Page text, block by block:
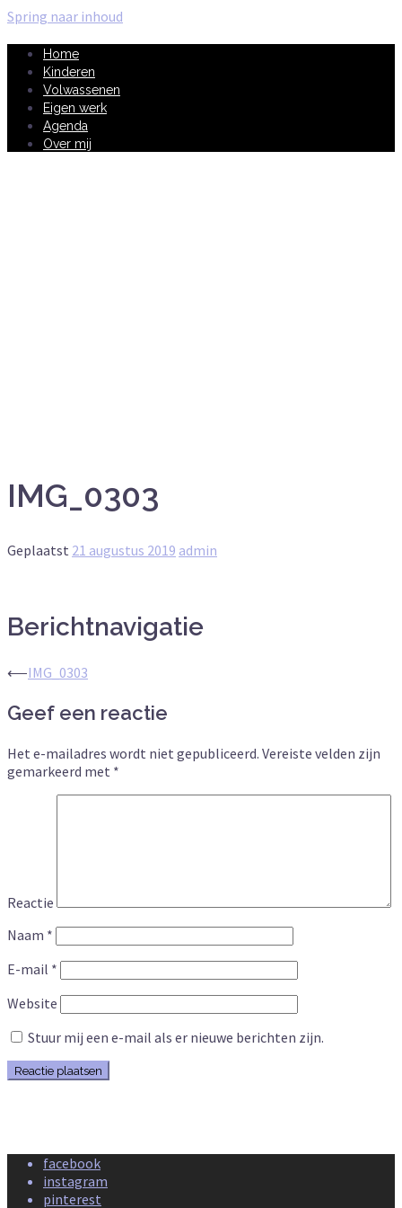
Spring naar inhoud
Home
Kinderen
Volwassenen
Eigen werk
Agenda
Over mij
IMG_0303
Geplaatst 21 augustus 2019 admin
Berichtnavigatie
⟵IMG_0303
Geef een reactie
Het e-mailadres wordt niet gepubliceerd. Vereiste velden zijn
gemarkeerd met *
Reactie
Naam *
E-mail *
Website
Stuur mij een e-mail als er nieuwe berichten zijn.
facebook
instagram
pinterest